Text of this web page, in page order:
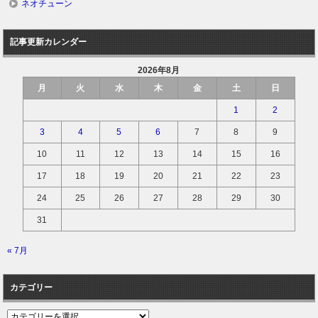
ネオチューン
記事更新カレンダー
2026年8月
月
火 水 木 金 土 日
1 2
3 4 5 6 7 8 9
10 11 12 13 14 15 16
17 18 19 20 21 22 23
24 25 26 27 28 29 30
31
« 7月
カテゴリー
カ